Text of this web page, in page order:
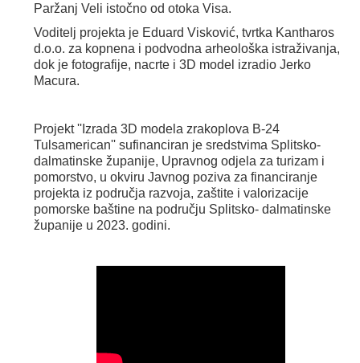
Paržanj Veli istočno od otoka Visa.
Voditelj projekta je Eduard Visković, tvrtka Kantharos
d.o.o. za kopnena i podvodna arheološka istraživanja,
dok je fotografije, nacrte i 3D model izradio Jerko
Macura.
Projekt ''Izrada 3D modela zrakoplova B-24
Tulsamerican'' sufinanciran je sredstvima Splitsko-
dalmatinske županije, Upravnog odjela za turizam i
pomorstvo, u okviru Javnog poziva za financiranje
projekta iz područja razvoja, zaštite i valorizacije
pomorske baštine na području Splitsko- dalmatinske
županije u 2023. godini.